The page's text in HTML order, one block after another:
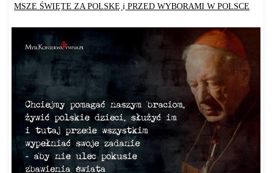
MSZE ŚWIĘTE ZA POLSKĘi PRZED WYBORAMI W POLSCE